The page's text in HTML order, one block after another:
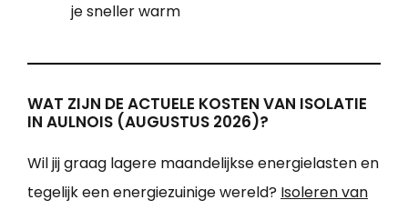
je sneller warm
WAT ZIJN DE ACTUELE KOSTEN VAN ISOLATIE
IN AULNOIS (AUGUSTUS 2026)?
Wil jij graag lagere maandelijkse energielasten en
tegelijk een energiezuinige wereld? Isoleren van